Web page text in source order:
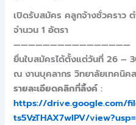
เปิดรับสมัคร คลูกจ้างชั่วคราว
จำนวน 1 อัตรา
————————————————
ยื่นใบสมัครได้ตั้งแต่วันที่ 26 –
ณ งานบุคลากร วิทยาลัยเทคนิค
รายละเอียดคลิกที่ลิ้งค์ :
https://drive.google.com/
ts5VzTHAX7wIPV/